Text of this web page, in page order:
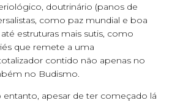
doutrinário (panos de
como paz mundial e boa
estruturas mais sutis, como
que remete a uma
contido não apenas no
no Budismo.
entanto, apesar de ter começado lá